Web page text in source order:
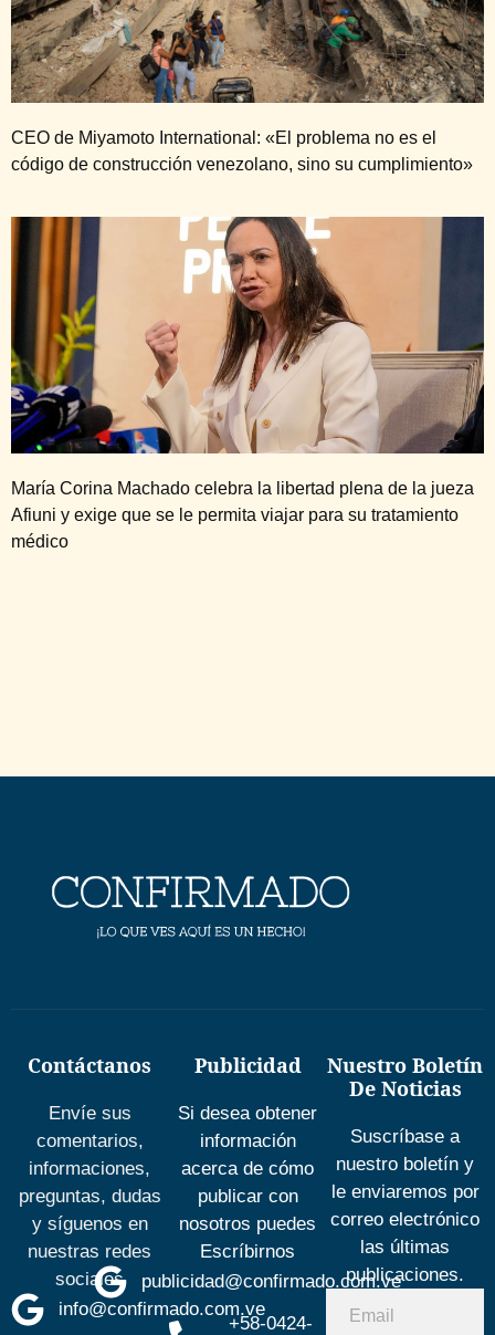
CEO de Miyamoto International: «El problema no es el
código de construcción venezolano, sino su cumplimiento»
María Corina Machado celebra la libertad plena de la jueza
Afiuni y exige que se le permita viajar para su tratamiento
médico
Contáctanos
Envíe sus
comentarios,
informaciones,
preguntas, dudas
y síguenos en
nuestras redes
sociales
info@confirmado.com.ve
Publicidad
Si desea obtener
información
acerca de cómo
publicar con
nosotros puedes
Escríbirnos
publicidad@confirmado.com.ve
+58-0424-
Nuestro Boletín
De Noticias
Suscríbase a
nuestro boletín y
le enviaremos por
correo electrónico
las últimas
publicaciones.